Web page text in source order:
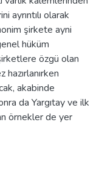
ayrıntılı olarak
şirkete ayni
hüküm
özgü olan
akabinde
da Yargıtay ve ilk
örnekler de yer